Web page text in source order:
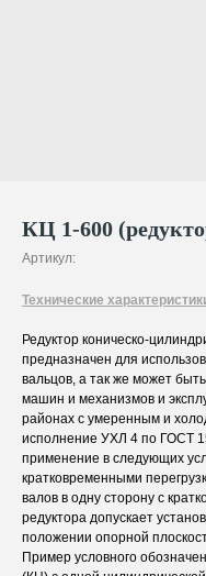
КЦ 1-600
Артикул:
Технические
Редуктор коническо-
предназначен для
вальцов, а так же может
машин и механизмов и
районах с умеренным и
исполнение УХЛ 4 по ГОСТ
применение в следующих
кратковременными
валов в одну сторону с
редуктора допускает
положении опорной
Пример условного